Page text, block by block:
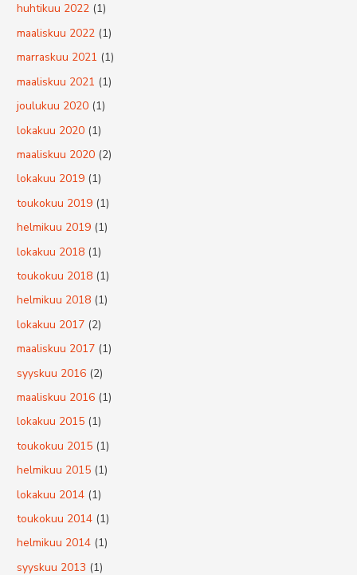
huhtikuu 2022 (1)
maaliskuu 2022 (1)
marraskuu 2021 (1)
maaliskuu 2021 (1)
joulukuu 2020 (1)
lokakuu 2020 (1)
maaliskuu 2020 (2)
lokakuu 2019 (1)
toukokuu 2019 (1)
helmikuu 2019 (1)
lokakuu 2018 (1)
toukokuu 2018 (1)
helmikuu 2018 (1)
lokakuu 2017 (2)
maaliskuu 2017 (1)
syyskuu 2016 (2)
maaliskuu 2016 (1)
lokakuu 2015 (1)
toukokuu 2015 (1)
helmikuu 2015 (1)
lokakuu 2014 (1)
toukokuu 2014 (1)
helmikuu 2014 (1)
syyskuu 2013 (1)